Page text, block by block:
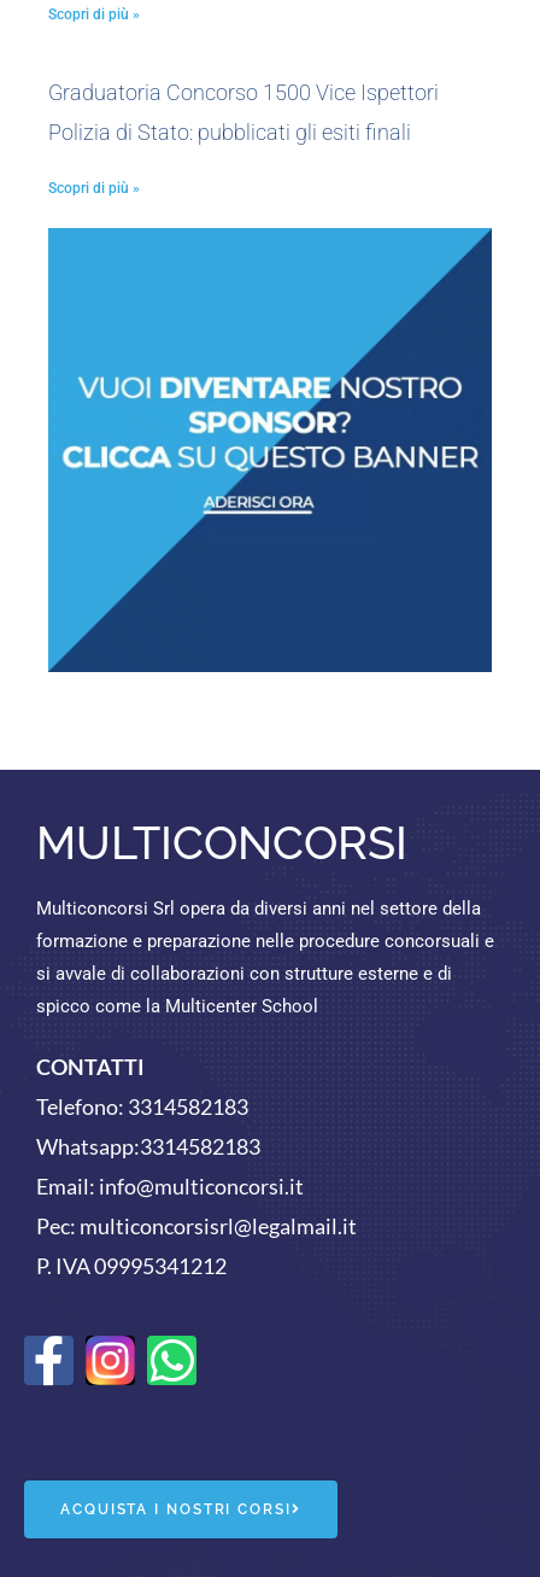
Scopri di più »
Graduatoria Concorso 1500 Vice Ispettori
Polizia di Stato: pubblicati gli esiti finali
Scopri di più »
MULTICONCORSI
Multiconcorsi Srl opera da diversi anni nel settore della
formazione e preparazione nelle procedure concorsuali e
si avvale di collaborazioni con strutture esterne e di
spicco come la Multicenter School
CONTATTI
Telefono: 3314582183
Whatsapp:3314582183
Email: info@multiconcorsi.it
Pec: multiconcorsisrl@legalmail.it
P. IVA 09995341212
F
e
b
W
t
s
ACQUISTA I NOSTRI CORSI